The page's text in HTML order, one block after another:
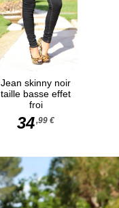
Jean skinny noir
taille basse effet
froi
34,99 €